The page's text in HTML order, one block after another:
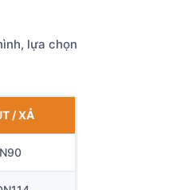
lựa chọn
/ XẢ